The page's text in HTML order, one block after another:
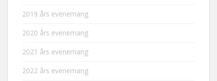
2019 års evenemang
2020 års evenemang
2021 års evenemang
2022 års evenemang